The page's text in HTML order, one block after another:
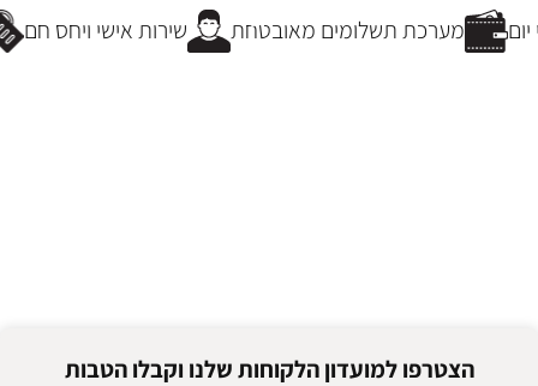
שירות אישי ויחס חם מערכת תשלומים מאובטחת
הצטרפו למועדון הלקוחות שלנו וקבלו הטבות